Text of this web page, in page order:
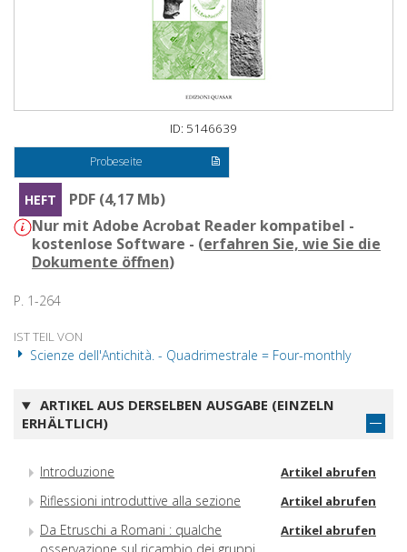
ID: 5146639
Probeseite
HEFT
PDF (4,17 Mb)
Nur mit Adobe Acrobat Reader kompatibel -
kostenlose Software - (erfahren Sie, wie Sie die
Dokumente öffnen)
P. 1-264
IST TEIL VON
Scienze dell'Antichità. - Quadrimestrale = Four-monthly
ARTIKEL AUS DERSELBEN AUSGABE (EINZELN
ERHÄLTLICH)
Introduzione Artikel abrufen
Riflessioni introduttive alla sezione Artikel abrufen
Da Etruschi a Romani : qualche
Artikel abrufen